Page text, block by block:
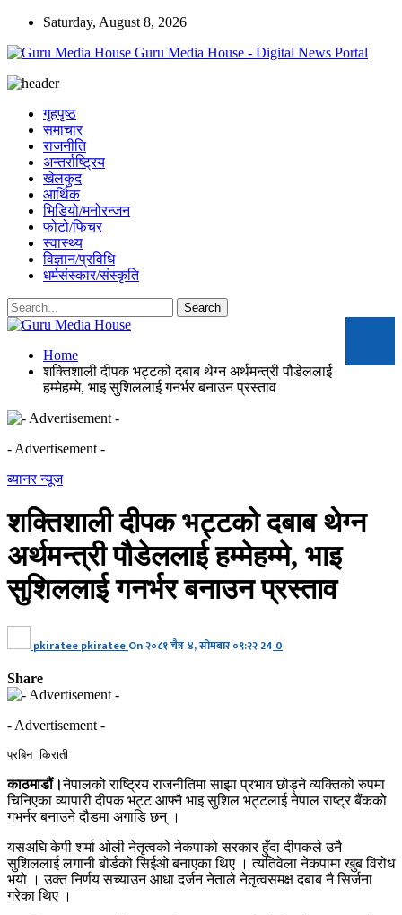
Saturday, August 8, 2026
Guru Media House - Digital News Portal
गृहपृष्ठ
समाचार
राजनीति
अन्तर्राष्ट्रिय
खेलकुद
आर्थिक
भिडियो/मनोरन्जन
फोटो/फिचर
स्वास्थ्य
विज्ञान/प्रविधि
धर्मसंस्कार/संस्कृति
Home
शक्तिशाली दीपक भट्टको दबाब थेग्न अर्थमन्त्री पौडेललाई
हम्मेहम्मे, भाइ सुशिललाई गनर्भर बनाउन प्रस्ताव
- Advertisement -
ब्यानर न्यूज
शक्तिशाली दीपक भट्टको दबाब थेग्न
अर्थमन्त्री पौडेललाई हम्मेहम्मे, भाइ
सुशिललाई गनर्भर बनाउन प्रस्ताव
pkiratee pkiratee On२०८१ चैत्र ४, सोमबार ०९:२२ 24 0
Share
- Advertisement -
प्रबिन किराती
काठमाडौं।नेपालको राष्ट्रिय राजनीतिमा साझा प्रभाव छोड्ने व्यक्तिको रुपमा
चिनिएका व्यापारी दीपक भट्ट आफ्नै भाइ सुशिल भट्टलाई नेपाल राष्ट्र बैंकको
गभर्नर बनाउने दौडमा अगाडि छन् ।
यसअघि केपी शर्मा ओली नेतृत्वको नेकपाको सरकार हुँदा दीपकले उनै
सुशिललाई लगानी बोर्डको सिईओ बनाएका थिए । त्यतिवेला नेकपामा खुब विरोध
भयो । उक्त निर्णय सच्याउन आधा दर्जन नेताले नेतृत्वसमक्ष दबाब नै सिर्जना
गरेका थिए ।